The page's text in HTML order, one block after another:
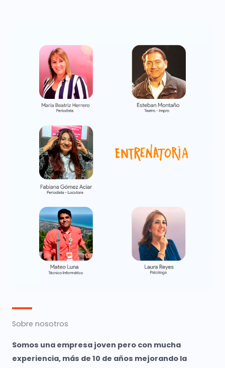
Sobre nosotros
Somos una empresa joven pero con mucha
experiencia, más de 10 de años mejorando la